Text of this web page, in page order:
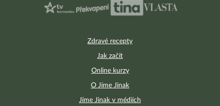
Zdravé recepty
Jak začít
Online kurzy
O Jíme Jinak
Jíme Jinak v médiích